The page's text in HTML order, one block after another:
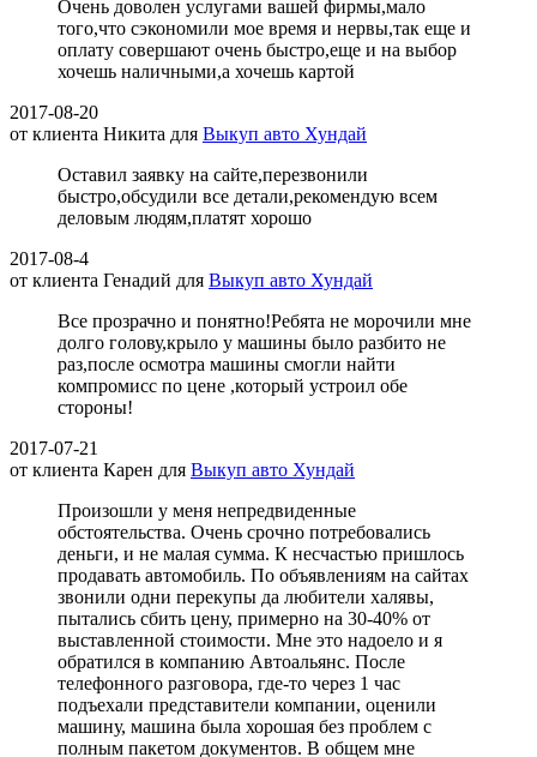
Очень доволен услугами вашей фирмы,мало
того,что сэкономили мое время и нервы,так еще и
оплату совершают очень быстро,еще и на выбор
хочешь наличными,а хочешь картой
2017-08-20
от клиента Никита для Выкуп авто Хундай
Оставил заявку на сайте,перезвонили
быстро,обсудили все детали,рекомендую всем
деловым людям,платят хорошо
2017-08-4
от клиента Генадий для Выкуп авто Хундай
Все прозрачно и понятно!Ребята не морочили мне
долго голову,крыло у машины было разбито не
раз,после осмотра машины смогли найти
компромисс по цене ,который устроил обе
стороны!
2017-07-21
от клиента Карен для Выкуп авто Хундай
Произошли у меня непредвиденные
обстоятельства. Очень срочно потребовались
деньги, и не малая сумма. К несчастью пришлось
продавать автомобиль. По объявлениям на сайтах
звонили одни перекупы да любители халявы,
пытались сбить цену, примерно на 30-40% от
выставленной стоимости. Мне это надоело и я
обратился в компанию Автоальянс. После
телефонного разговора, где-то через 1 час
подъехали представители компании, оценили
машину, машина была хорошая без проблем с
полным пакетом документов. В общем мне